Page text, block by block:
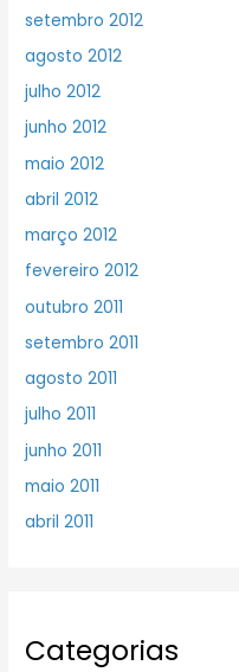
setembro 2012
agosto 2012
julho 2012
junho 2012
maio 2012
abril 2012
março 2012
fevereiro 2012
outubro 2011
setembro 2011
agosto 2011
julho 2011
junho 2011
maio 2011
abril 2011
Categorias